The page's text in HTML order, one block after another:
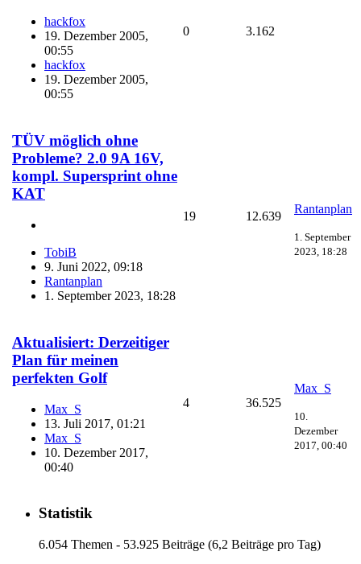
hackfox
19. Dezember 2005,
00:55
hackfox
19. Dezember 2005,
00:55
0 3.162
TÜV möglich ohne
Probleme? 2.0 9A 16V,
kompl. Supersprint ohne
KAT
TobiB
9. Juni 2022, 09:18
Rantanplan
1. September 2023, 18:28
19 12.639
Rantanplan
1. September
2023, 18:28
Aktualisiert: Derzeitiger
Plan für meinen
perfekten Golf
Max_S
13. Juli 2017, 01:21
Max_S
10. Dezember 2017,
00:40
4 36.525
Max_S
10.
Dezember
2017, 00:40
Statistik
6.054 Themen - 53.925 Beiträge (6,2 Beiträge pro Tag)